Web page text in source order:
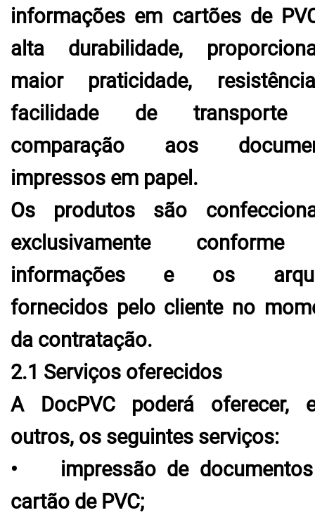
informações em cartões de
alta durabilidade,
maior praticidade,
facilidade de transporte
comparação aos
impressos em papel.
Os produtos são
exclusivamente
informações e os
fornecidos pelo cliente no
da contratação.
2.1 Serviços oferecidos
A DocPVC poderá oferecer,
outros, os seguintes serviços:
• impressão de
cartão de PVC;